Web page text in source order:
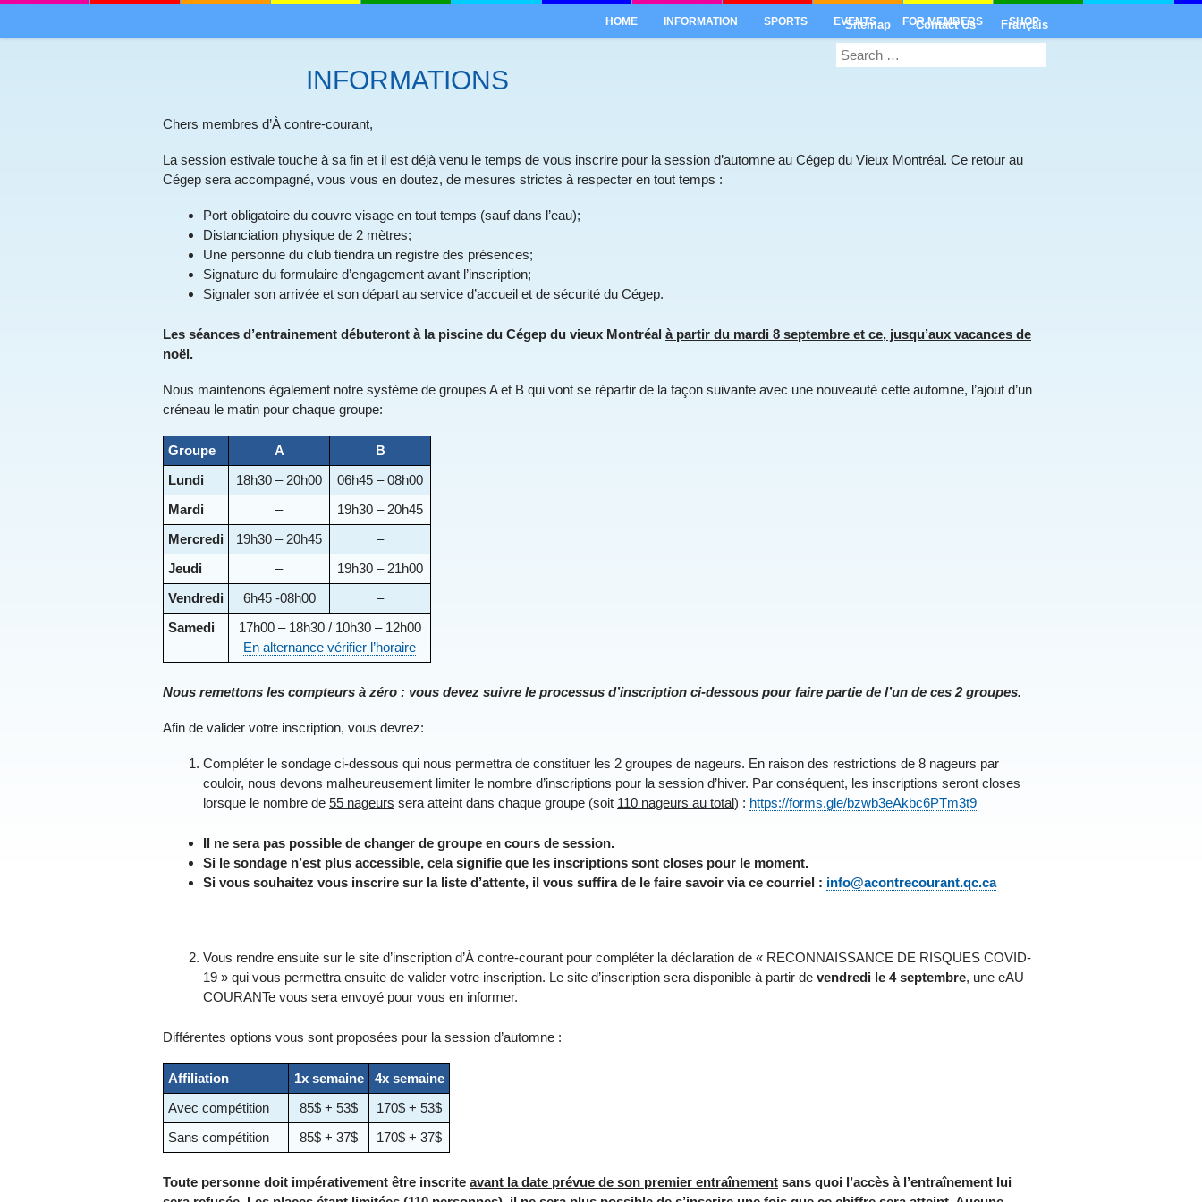
HOME INFORMATION SPORTS EVENTS FOR MEMBERS SHOP
INFORMATIONS
Chers membres d’À contre-courant,
La session estivale touche à sa fin et il est déjà venu le temps de vous inscrire pour la session d’automne au Cégep du Vieux Montréal. Ce retour au
Cégep sera accompagné, vous vous en doutez, de mesures strictes à respecter en tout temps :
Port obligatoire du couvre visage en tout temps (sauf dans l’eau);
Distanciation physique de 2 mètres;
Une personne du club tiendra un registre des présences;
Signature du formulaire d’engagement avant l’inscription;
Signaler son arrivée et son départ au service d’accueil et de sécurité du Cégep.
Les séances d’entrainement débuteront à la piscine du Cégep du vieux Montréal à partir du mardi 8 septembre et ce, jusqu’aux vacances de
noël.
Nous maintenons également notre système de groupes A et B qui vont se répartir de la façon suivante avec une nouveauté cette automne, l’ajout d’un
créneau le matin pour chaque groupe:
Groupe A
B
Lundi
18h30 – 20h00
06h45 – 08h00
Mardi
–
19h30 – 20h45
Mercredi
19h30 – 20h45
–
Jeudi
–
19h30 – 21h00
Vendredi
6h45 -08h00
–
Samedi
17h00 – 18h30 / 10h30 – 12h00
En alternance vérifier l’horaire
Nous remettons les compteurs à zéro : vous devez suivre le processus d’inscription ci-dessous pour faire partie de l’un de ces 2 groupes.
Afin de valider votre inscription, vous devrez:
Compléter le sondage ci-dessous qui nous permettra de constituer les 2 groupes de nageurs. En raison des restrictions de 8 nageurs par
couloir, nous devons malheureusement limiter le nombre d’inscriptions pour la session d’hiver. Par conséquent, les inscriptions seront closes
lorsque le nombre de 55 nageurs sera atteint dans chaque groupe (soit 110 nageurs au total) : https://forms.gle/bzwb3eAkbc6PTm3t9
Il ne sera pas possible de changer de groupe en cours de session.
Si le sondage n’est plus accessible, cela signifie que les inscriptions sont closes pour le moment.
Si vous souhaitez vous inscrire sur la liste d’attente, il vous suffira de le faire savoir via ce courriel : info@acontrecourant.qc.ca
Vous rendre ensuite sur le site d’inscription d’À contre-courant pour compléter la déclaration de « RECONNAISSANCE DE RISQUES COVID-
19 » qui vous permettra ensuite de valider votre inscription. Le site d’inscription sera disponible à partir de vendredi le 4 septembre, une eAU
COURANTe vous sera envoyé pour vous en informer.
Différentes options vous sont proposées pour la session d’automne :
Affiliation 1x semaine
4x semaine
Avec compétition
85$ + 53$
170$ + 53$
Sans compétition
85$ + 37$ 170$ + 37$
Toute personne doit impérativement être inscrite avant la date prévue de son premier entraînement sans quoi l’accès à l’entraînement lui
Sitemap Contact Us Français